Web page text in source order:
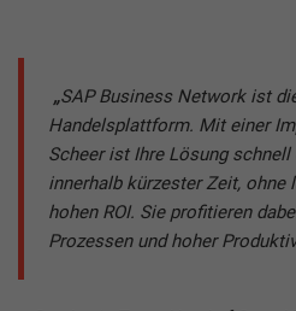
„SAP Business Network ist
Handelsplattform. Mit einer
Scheer ist Ihre Lösung
innerhalb kürzester Zeit, ohne
hohen ROI. Sie profitieren
Prozessen und hoher